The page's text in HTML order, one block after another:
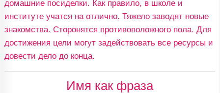
домашние посиделки. Как правило, в школе и
институте учатся на отлично. Тяжело заводят новые
знакомства. Сторонятся противоположного пола. Для
достижения цели могут задействовать все ресурсы и
довести дело до конца.
Имя как фраза